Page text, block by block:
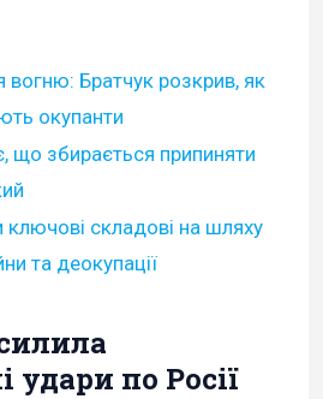
Братчук розкрив, як
окупанти
що збирається припиняти
ключові складові на шляху
та деокупації
удари по Росії